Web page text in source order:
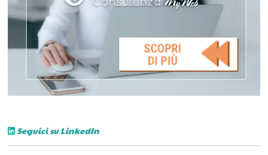
Seguici su LinkedIn